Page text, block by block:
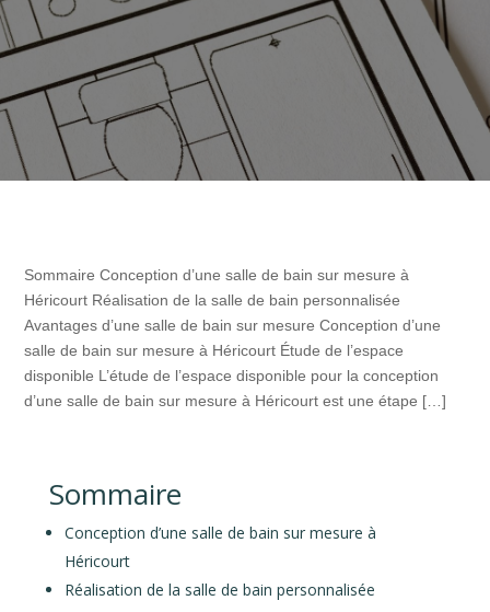
Sommaire Conception d’une salle de bain sur mesure à
Héricourt Réalisation de la salle de bain personnalisée
Avantages d’une salle de bain sur mesure Conception d’une
salle de bain sur mesure à Héricourt Étude de l’espace
disponible L’étude de l’espace disponible pour la conception
d’une salle de bain sur mesure à Héricourt est une étape […]
Sommaire
Conception d’une salle de bain sur mesure à
Héricourt
Réalisation de la salle de bain personnalisée